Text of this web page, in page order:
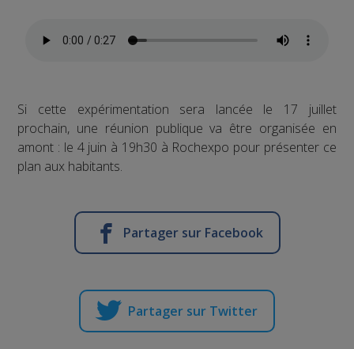
Si cette expérimentation sera lancée le 17 juillet
prochain, une réunion publique va être organisée en
amont : le 4 juin à 19h30 à Rochexpo pour présenter ce
plan aux habitants.
Partager sur Facebook
Partager sur Twitter